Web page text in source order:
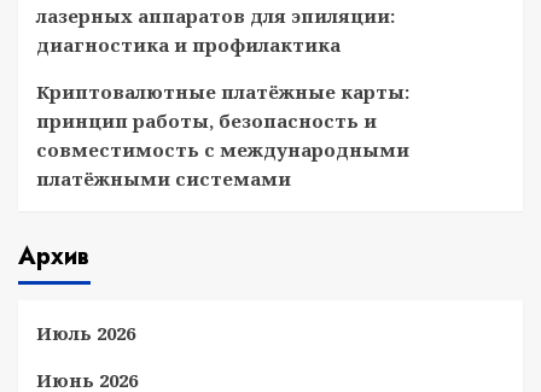
лазерных аппаратов для эпиляции:
диагностика и профилактика
Криптовалютные платёжные карты:
принцип работы, безопасность и
совместимость с международными
платёжными системами
Архив
Июль 2026
Июнь 2026